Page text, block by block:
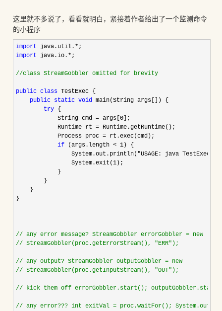
这里就不多说了，看看就明白，紧接着作者给出了一个监测命令
的小程序
import java.util.*
import java.io.* ;
//class StreamGobbler omitted for brevity
public class TestExec {
public static void main(String args[]) {
try {
            String cmd
= args[0 ];
            Runtime rt
= Runtime.getRuntime();
            Process proc
= rt.exec(cmd);
if (args.length < 1 ) {
                System.out.println(
"USAGE: java TestExec "+
                System.exit(
1 );
            }
        }
    }
}
//
// StreamGobbler(proc.getErrorStream(), "ERR");
//
// StreamGobbler(proc.getInputStream(), "OUT");
// kick them off errorGobbler.start();
//